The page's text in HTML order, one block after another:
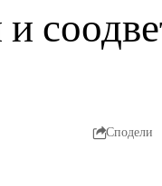
Сподели